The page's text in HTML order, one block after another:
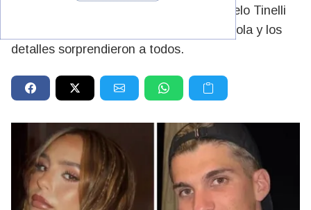
En LAM confirmaron que la hija de Marcelo Tinelli
rompió su noviazgo con Camilo Castagnola y los
detalles sorprendieron a todos.